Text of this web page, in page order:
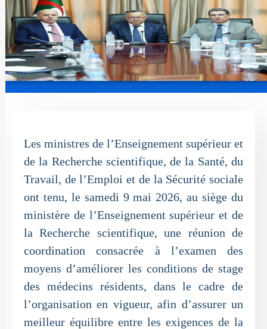
Les ministres de l’Enseignement supérieur et
de la Recherche scientifique, de la Santé, du
Travail, de l’Emploi et de la Sécurité sociale
ont tenu, le samedi 9 mai 2026, au siège du
ministère de l’Enseignement supérieur et de
la Recherche scientifique, une réunion de
coordination consacrée à l’examen des
moyens d’améliorer les conditions de stage
des médecins résidents, dans le cadre de
l’organisation en vigueur, afin d’assurer un
meilleur équilibre entre les exigences de la